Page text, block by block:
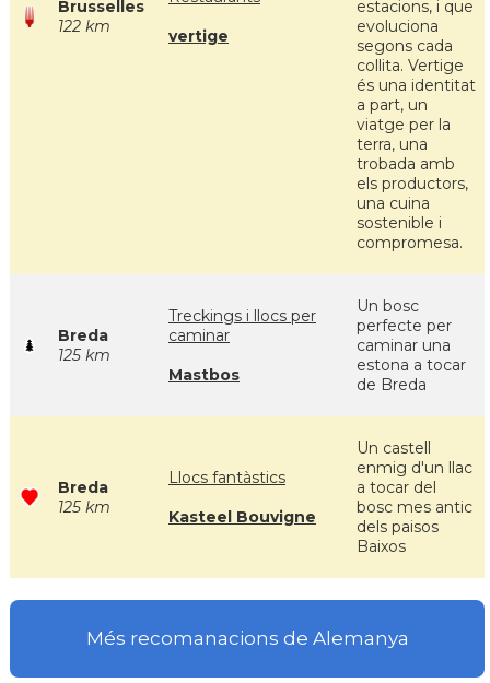
Brusselles
122 km
vertige
estacions, i que
evoluciona
segons cada
collita. Vertige
és una identitat
a part, un
viatge per la
terra, una
trobada amb
els productors,
una cuina
sostenible i
compromesa.
Breda
125 km
Treckings i llocs per
caminar
Mastbos
Un bosc
perfecte per
caminar una
estona a tocar
de Breda
Breda
125 km
Llocs fantàstics
Kasteel Bouvigne
Un castell
enmig d'un llac
a tocar del
bosc mes antic
dels paisos
Baixos
Més recomanacions de Alemanya